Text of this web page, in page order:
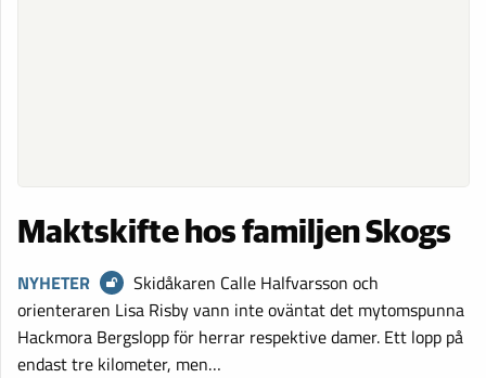
Maktskifte hos familjen Skogs
NYHETER
Skidåkaren Calle Halfvarsson och
orienteraren Lisa Risby vann inte oväntat det mytomspunna
Hackmora Bergslopp för herrar respektive damer. Ett lopp på
endast tre kilometer, men…